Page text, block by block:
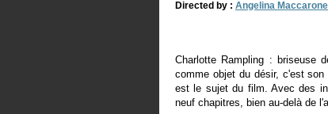
Directed by : Angelina Maccarone
Charlotte Rampling : briseuse
comme objet du désir, c'est
est le sujet du film. Avec des
neuf chapitres, bien au-delà de